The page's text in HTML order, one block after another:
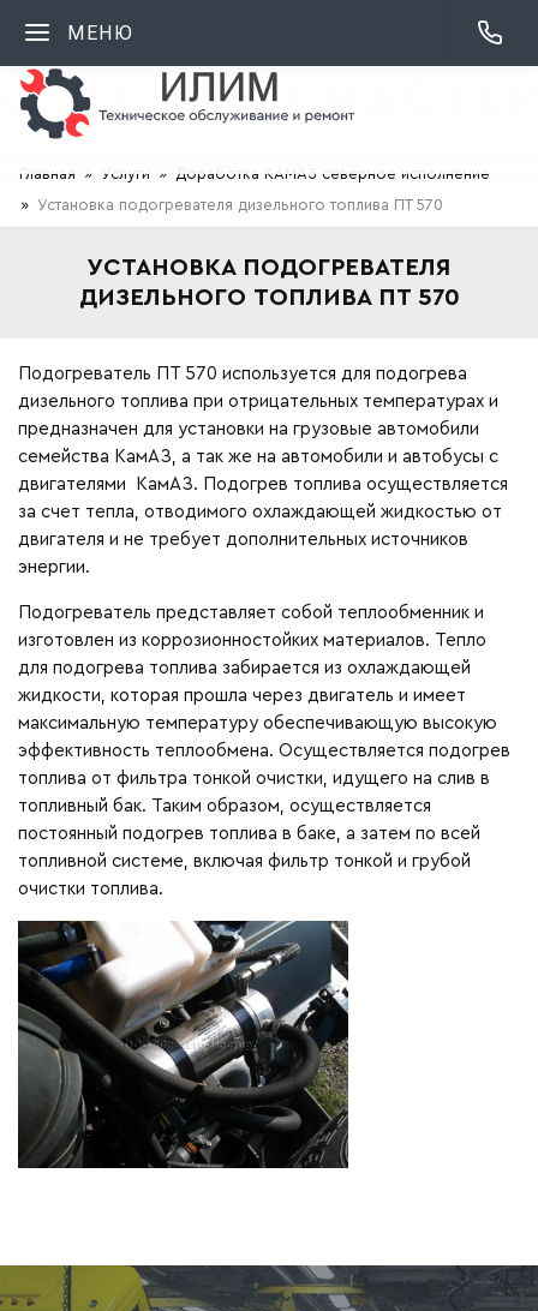
МЕНЮ
Главная Услуги
Доработка КАМАЗ северное исполнение
Установка подогревателя дизельного топлива ПТ 570
УСТАНОВКА ПОДОГРЕВАТЕЛЯ
ДИЗЕЛЬНОГО ТОПЛИВА ПТ 570
Подогреватель ПТ 570 используется для подогрева
дизельного топлива при отрицательных температурах и
предназначен для установки на грузовые автомобили
семейства КамАЗ, а так же на автомобили и автобусы с
двигателями КамАЗ. Подогрев топлива осуществляется
за счет тепла, отводимого охлаждающей жидкостью от
двигателя и не требует дополнительных источников
энергии.
Подогреватель представляет собой теплообменник и
изготовлен из коррозионностойких материалов. Тепло
для подогрева топлива забирается из охлаждающей
жидкости, которая прошла через двигатель и имеет
максимальную температуру обеспечивающую высокую
эффективность теплообмена. Осуществляется подогрев
топлива от фильтра тонкой очистки, идущего на слив в
топливный бак. Таким образом, осуществляется
постоянный подогрев топлива в баке, а затем по всей
топливной системе, включая фильтр тонкой и грубой
очистки топлива.